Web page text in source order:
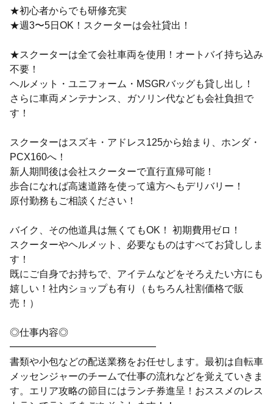
★初心者からでも研修充実
★週3〜5日OK！スクーターは会社貸出！
★スクーターは全て会社車両を使用！オートバイ持ち込み
不要！
ヘルメット・ユニフォーム・MSGRバッグも貸し出し！
さらに車両メンテナンス、ガソリン代なども会社負担で
す！
スクーターはスズキ・アドレス125から始まり、ホンダ・
PCX160へ！
新人期間後は会社スクーターで直行直帰可能！
歩合になれば高速道路を使って遠方へもデリバリー！
原付勤務もご相談ください！
バイク、その他道具は無くてもOK！ 初期費用ゼロ！
スクーターやヘルメット、必要なものはすべてお貸ししま
す！
既にご自身でお持ちで、アイテムなどをそろえたい方にも
嬉しい！社内ショップも有り（もちろん社割価格で販
売！）
◎仕事内容◎
━━━━━━━━━━━━━━━
書類や小包などの配送業務をお任せします。最初は自転車
メッセンジャーのチームで仕事の流れなどを覚えていきま
す。エリア攻略の節目にはランチ券進呈！おススメのレス